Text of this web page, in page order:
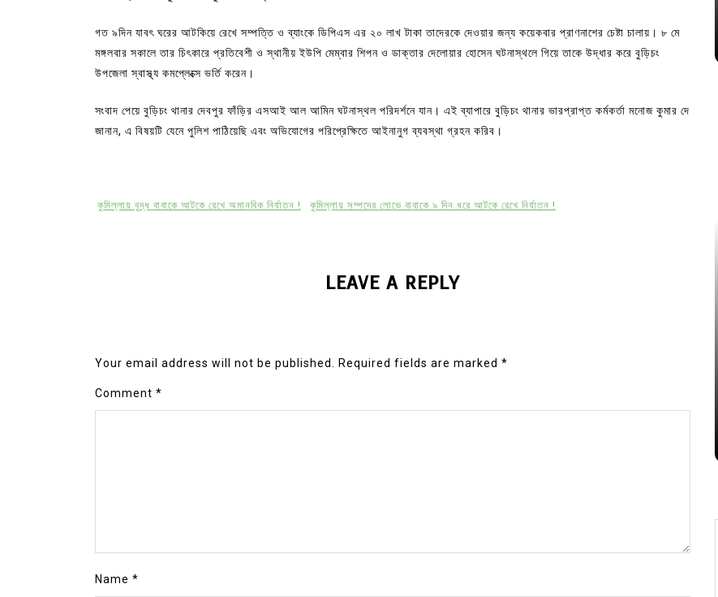
গত ৯দিন যাবৎ ঘরের আটকিয়ে রেখে সম্পত্তি ও ব্যাংকে ডিপিএস এর ২০ লাখ টাকা তাদেরকে দেওয়ার জন্য কয়েকবার প্রাণনাশের চেষ্টা চালায়। ৮ মে
মঙ্গলবার সকালে তার চিৎকারে প্রতিবেশী ও স্থানীয় ইউপি মেম্বার শিপন ও ডাক্তার দেলোয়ার হোসেন ঘটনাস্থলে গিয়ে তাকে উদ্ধার করে বুড়িচং
উপজেলা স্বাস্থ্য কমপ্লেক্সে ভর্তি করেন।
সংবাদ পেয়ে বুড়িচং থানার দেবপুর ফাঁড়ির এসআই আল আমিন ঘটনাস্থল পরিদর্শনে যান। এই ব্যাপারে বুড়িচং থানার ভারপ্রাপ্ত কর্মকর্তা মনোজ কুমার দে
জানান, এ বিষয়টি যেনে পুলিশ পাঠিয়েছি এবং অভিযোগের পরিপ্রেক্ষিতে আইনানুগ ব্যবস্থা গ্রহন করিব।
কুমিল্লায় বৃদ্ধ বাবাকে আটকে রেখে অমানবিক নির্যাতন ! কুমিল্লায় সম্পদের লোভে বাবাকে ৯ দিন ধরে আটকে রেখে নির্যাতন !
LEAVE A REPLY
Your email address will not be published. Required fields are marked *
Comment *
Name *